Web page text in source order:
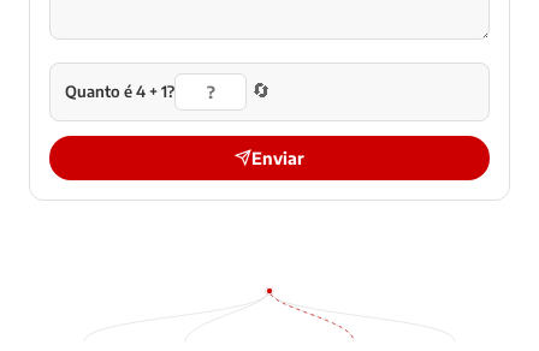
Quanto é 4 + 1? 🔄
Enviar